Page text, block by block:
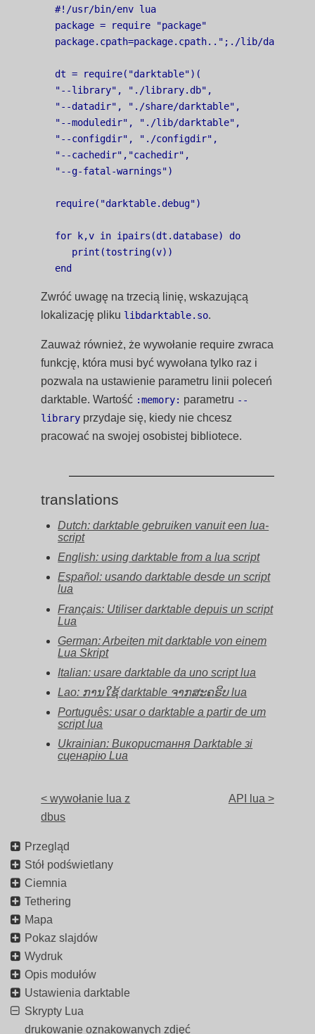
#!/usr/bin/env lua
package = require "package"
package.cpath=package.cpath..";./lib/
dt = require("darktable")(
"--library", "./library.db",
"--datadir", "./share/darktable",
"--moduledir", "./lib/darktable",
"--configdir", "./configdir",
"--cachedir","cachedir",
"--g-fatal-warnings")
require("darktable.debug")
for k,v in ipairs(dt.database) do
   print(tostring(v))
Zwróć uwagę na trzecią linię, wskazującą
lokalizację pliku libdarktable.so.
Zauważ również, że wywołanie require zwraca
funkcję, która musi być wywołana tylko raz i
pozwala na ustawienie parametru linii poleceń
darktable. Wartość :memory: parametru --
library przydaje się, kiedy nie chcesz
pracować na swojej osobistej bibliotece.
translations
Dutch: darktable gebruiken vanuit een lua-
script
English: using darktable from a lua script
Español: usando darktable desde un script
lua
Français: Utiliser darktable depuis un script
Lua
German: Arbeiten mit darktable von einem
Lua Skript
Italian: usare darktable da uno script lua
Lao: ການໃຊ້ darktable ຈາກສະຄຣິບ lua
Português: usar o darktable a partir de um
script lua
Ukrainian: Використання Darktable зі
сценарію Lua
< wywołanie lua z
dbus
API lua >
Przegląd
Stół podświetlany
Ciemnia
Tethering
Mapa
Pokaz slajdów
Wydruk
Opis modułów
Ustawienia darktable
Skrypty Lua
drukowanie oznakowanych zdjęć